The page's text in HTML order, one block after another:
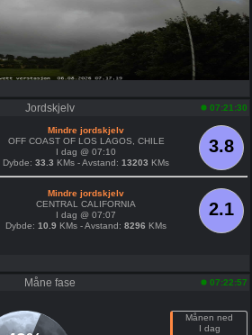
Jordskjelv 07:21:30
3.8
Mindre jordskjelv
OFF COAST OF LOS LAGOS, CHILE
I dag @ 07:10
Dybde:33.3 KMs - Avstand:13203 KMs
2.1
Mindre jordskjelv
CENTRAL CALIFORNIA
I dag @ 07:07
Dybde:10.9 KMs - Avstand:8296 KMs
Måne fase 07:22:57
Månen ned
I dag